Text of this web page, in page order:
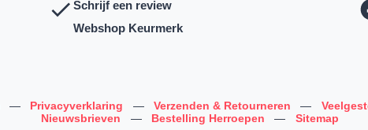
Schrijf een review
Webshop Keurmerk
— Privacyverklaring — Verzenden & Retourneren —
Nieuwsbrieven
— Bestelling Herroepen — Sitemap